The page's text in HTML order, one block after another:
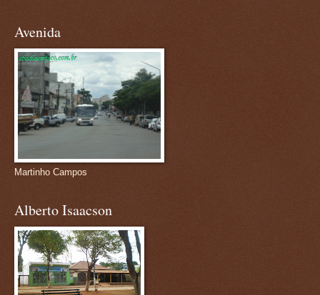
Avenida
Martinho Campos
Alberto Isaacson